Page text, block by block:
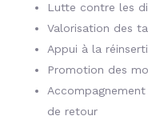
Lutte contre les
Valorisation des
Appui à la
Promotion des
de retour